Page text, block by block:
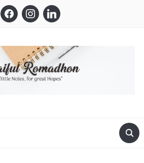
facebookinstagramlinkedin